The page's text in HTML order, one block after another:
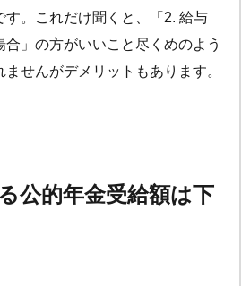
す。これだけ聞くと、「2. 給与
合」の方がいいこと尽くめのよう
せんがデメリットもあります。
公的年金受給額は下